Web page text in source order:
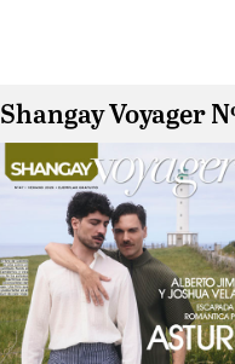
Shangay Voyager